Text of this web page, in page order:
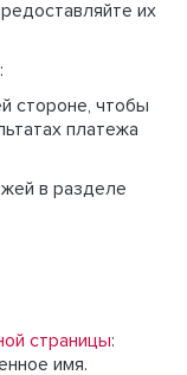
их
стороне, чтобы
платежа
в разделе
страницы:
имя.